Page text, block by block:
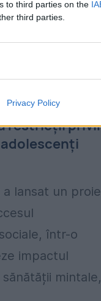
to third parties on the
third parties.
Privacy Policy
restricții
a lansat un
într-o
impactul